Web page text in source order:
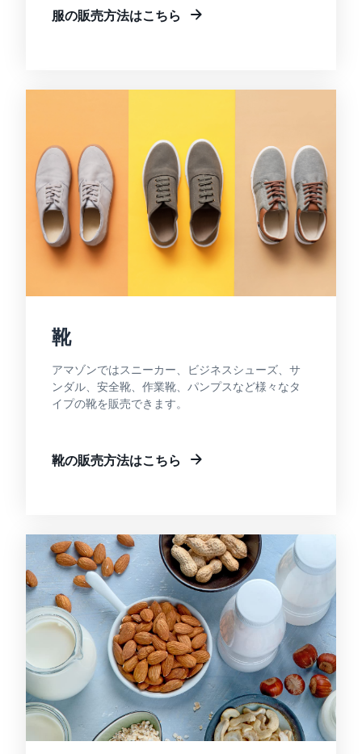
服の販売方法はこちら
靴
アマゾンではスニーカー、ビジネスシューズ、サ
ンダル、安全靴、作業靴、パンプスなど様々なタ
イプの靴を販売できます。
靴の販売方法はこちら